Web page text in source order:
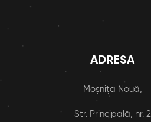
ADRESA
Moșnița Nouă,
Str. Principală, nr. 2